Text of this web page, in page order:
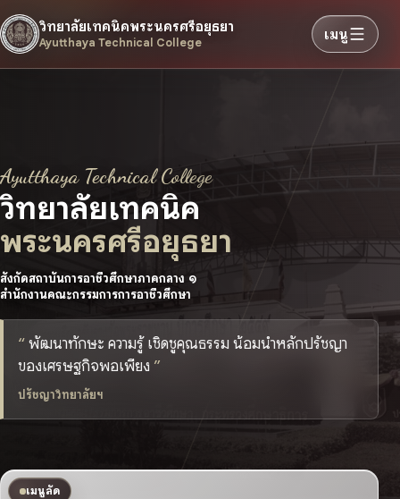
วิทยาลัยเทคนิคพระนครศรีอยุธยา
Ayutthaya Technical College
เมนู
Ayutthaya Technical College
วิทยาลัยเทคนิค
พระนครศรีอยุธยา
สังกัดสถาบันการอาชีวศึกษาภาคกลาง ๑
สำนักงานคณะกรรมการการอาชีวศึกษา
พัฒนาทักษะ ความรู้ เชิดชูคุณธรรม น้อมนำหลักปรัชญา
ของเศรษฐกิจพอเพียง
ปรัชญาวิทยาลัยฯ
เมนูลัด